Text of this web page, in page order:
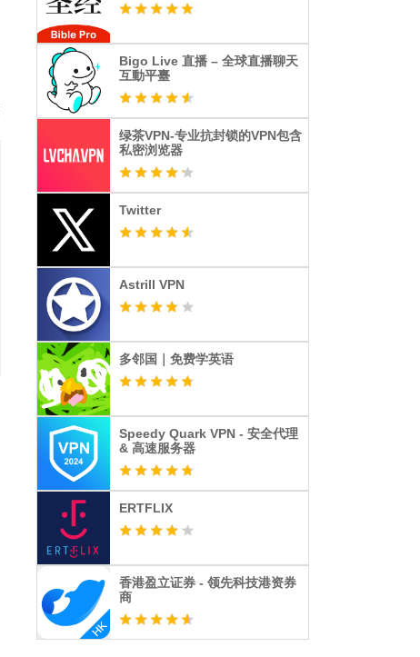
Bigo Live 直播 – 全球直播聊天
互動平臺
绿茶VPN-专业抗封锁的VPN包含
私密浏览器
Twitter
Astrill VPN
多邻国｜免费学英语
Speedy Quark VPN - 安全代理
& 高速服务器
ERTFLIX
香港盈立证券 - 领先科技港资券
商